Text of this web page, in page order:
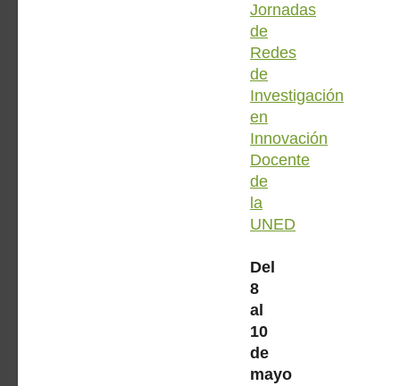
Jornadas
de
Redes
de
Investigación
en
Innovación
Docente
de
la
UNED
Del
8
al
10
de
mayo